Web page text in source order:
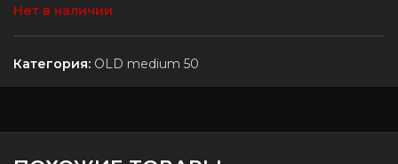
Нет в наличии
Категория: OLD medium 50